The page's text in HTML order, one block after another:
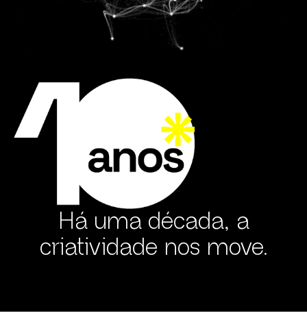
Há uma década, a
criatividade nos move.